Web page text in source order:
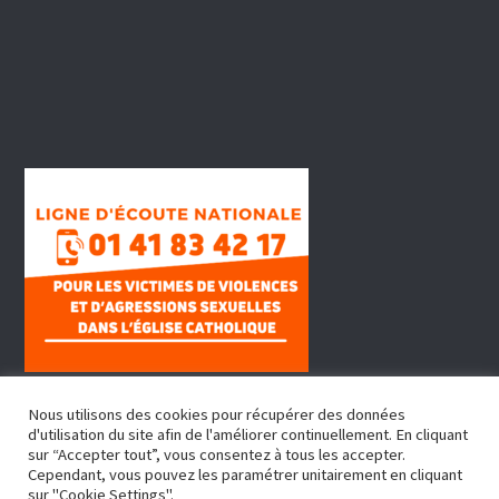
Nous utilisons des cookies pour récupérer des données
d'utilisation du site afin de l'améliorer continuellement. En cliquant
sur “Accepter tout”, vous consentez à tous les accepter.
Cependant, vous pouvez les paramétrer unitairement en cliquant
sur "Cookie Settings".